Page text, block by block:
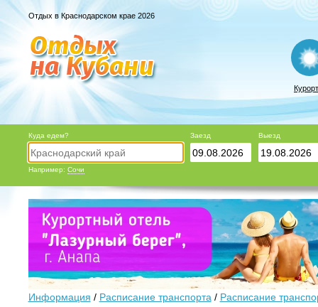
Отдых в Краснодарском крае 2026
Куда едем?
Например: Сочи
Заезд Выезд
Информация / Расписание транспорта / Расписание